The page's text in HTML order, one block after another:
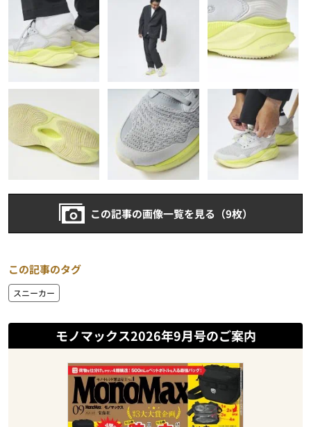
この記事の画像一覧を見る（9枚）
この記事のタグ
スニーカー
モノマックス2026年9月号のご案内